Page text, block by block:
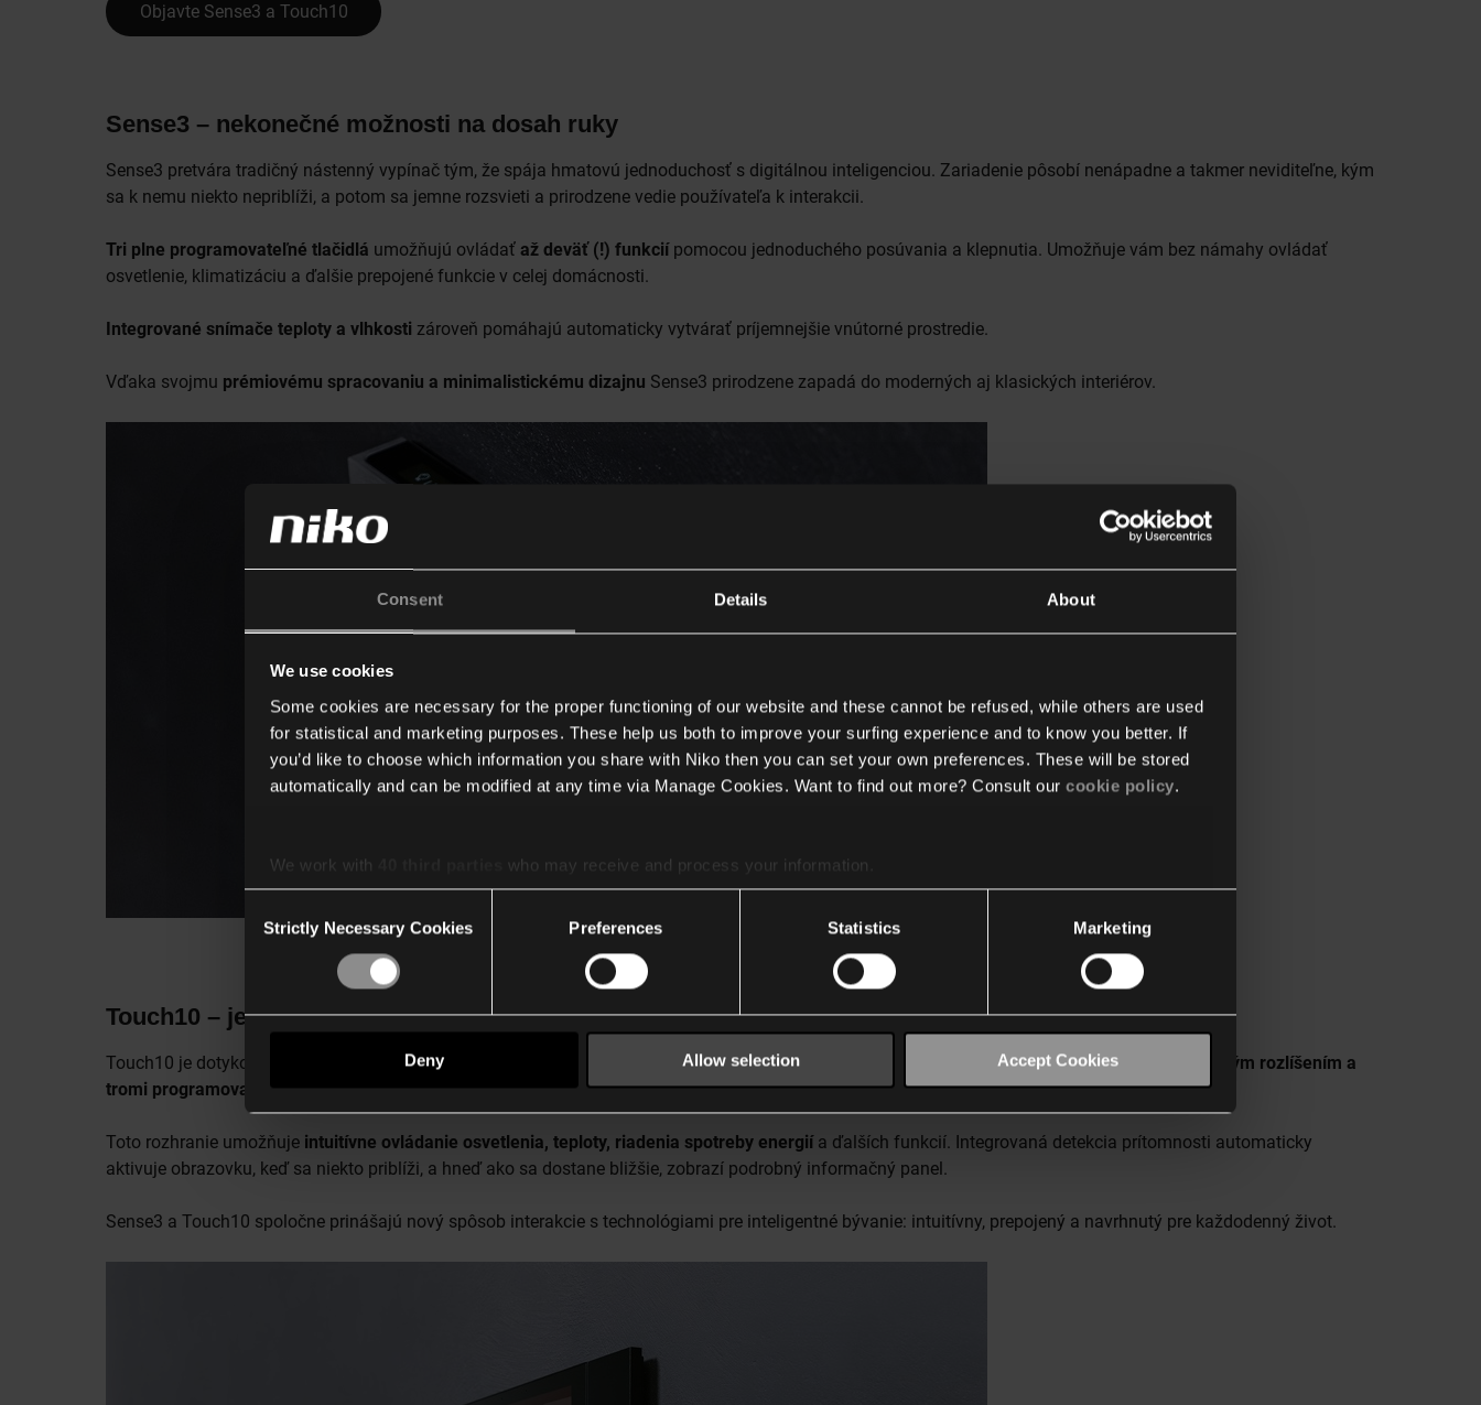
Consent Details About
We use cookies
Some cookies are necessary for the proper functioning of our website and these cannot be refused, while others are used
for statistical and marketing purposes. These help us both to improve your surfing experience and to know you better. If
you’d like to choose which information you share with Niko then you can set your own preferences. These will be stored
automatically and can be modified at any time via Manage Cookies. Want to find out more? Consult our cookie policy.
We work with
who may receive and process your information.
Selection
Strictly Necessary Cookies Preferences Statistics Marketing
Deny Allow selection Accept Cookies
Objavte Sense3 a Touch10
Sense3 – nekonečné možnosti na dosah ruky
Sense3 pretvára tradičný nástenný vypínač tým, že spája hmatovú jednoduchosť s digitálnou inteligenciou. Zariadenie pôsobí nenápadne a takmer neviditeľne, kým
sa k nemu niekto nepriblíži, a potom sa jemne rozsvieti a prirodzene vedie používateľa k interakcii.
Tri plne programovateľné tlačidlá umožňujú ovládať až deväť (!) funkciípomocou jednoduchého posúvania a klepnutia. Umožňuje vám bez námahy ovládať
osvetlenie, klimatizáciu a ďalšie prepojené funkcie v celej domácnosti.
Integrované snímače teploty a vlhkosti zároveň pomáhajú automaticky vytvárať príjemnejšie vnútorné prostredie.
Vďaka svojmu prémiovému spracovaniu a minimalistickému dizajnu Sense3 prirodzene zapadá do moderných aj klasických interiérov.
Touch10 – jedinečná kombinácia
Touch10 je dotyková obrazovka navrhnutá ako centrálny ovládací bod pre prepojenú domácnosť. Spája
10-palcovú dotykovú obrazovku s vysokým rozlíšením a
tromi programovateľnými klávesnicami, ktoré umožňujú rýchly prístup k obľúbeným funkciám.
Toto rozhranie umožňuje intuitívne ovládanie osvetlenia, teploty, riadenia spotreby energiía ďalších funkcií. Integrovaná detekcia prítomnosti automaticky
aktivuje obrazovku, keď sa niekto priblíži, a hneď ako sa dostane bližšie, zobrazí podrobný informačný panel.
Sense3 a Touch10 spoločne prinášajú nový spôsob interakcie s technológiami pre inteligentné bývanie: intuitívny, prepojený a navrhnutý pre každodenný život.